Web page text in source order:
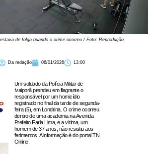
de folga quando o crime ocorreu / Foto: Reprodução
Da redação 06/01/2026 13:00
Um soldado da Polícia Militar de
Ivaiporã prendeu em flagrante o
responsável por um homicídio
registrado no final da tarde de segunda-
feira (5), em Londrina. O crime ocorreu
dentro de uma academia na Avenida
Prefeito Faria Lima, e a vítima, um
homem de 37 anos, não resistiu aos
ferimentos. A informação é do portal TN
Online.